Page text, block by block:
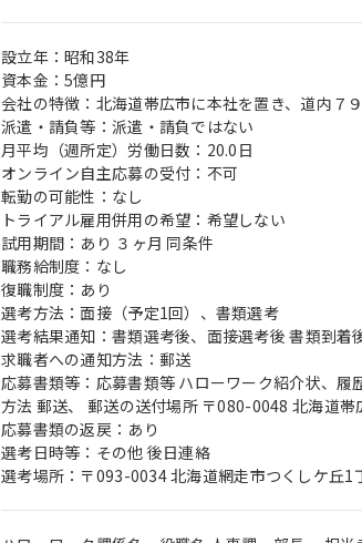
設立年：昭和38年
資本金：5億円
会社の特徴：北海道帯広市に本社を置き、道内７
派遣・請負等：派遣・請負ではない
月平均（週所定）労働日数：20.0日
オンライン自主応募の受付：不可
転勤の可能性：なし
トライアル雇用併用の希望：希望しない
試用期間：あり ３ヶ月 同条件
職務給制度：なし
復職制度：あり
選考方法：面接（予定1回）、書類選考
選考結果通知：書類選考後、面接選考後 書類到着
求職者への通知方法：郵送
応募書類等：応募書類等 ハローワーク紹介状、
方法 郵送、 郵送の送付場所 〒080-0048 北海道
応募書類の返戻：あり
選考日時等：その他 後日連絡
選考場所：〒093-0034 北海道網走市つくしケ丘1